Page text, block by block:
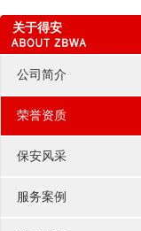
关于得安
公司简介
荣誉资质
保安风采
服务案例